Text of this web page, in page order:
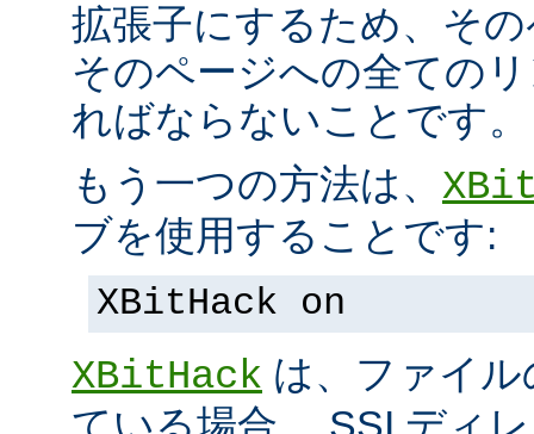
拡張子にするため、そ
そのページへの全ての
ればならないことです。
もう一つの方法は、
ブを使用することです:
XBitHack on
XBitHack は、ファイ